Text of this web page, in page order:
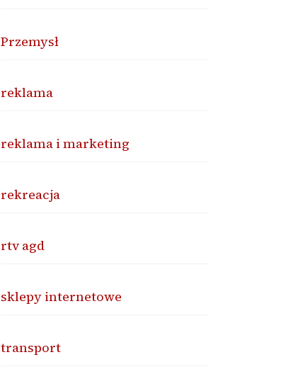
Przemysł
reklama
reklama i marketing
rekreacja
rtv agd
sklepy internetowe
transport